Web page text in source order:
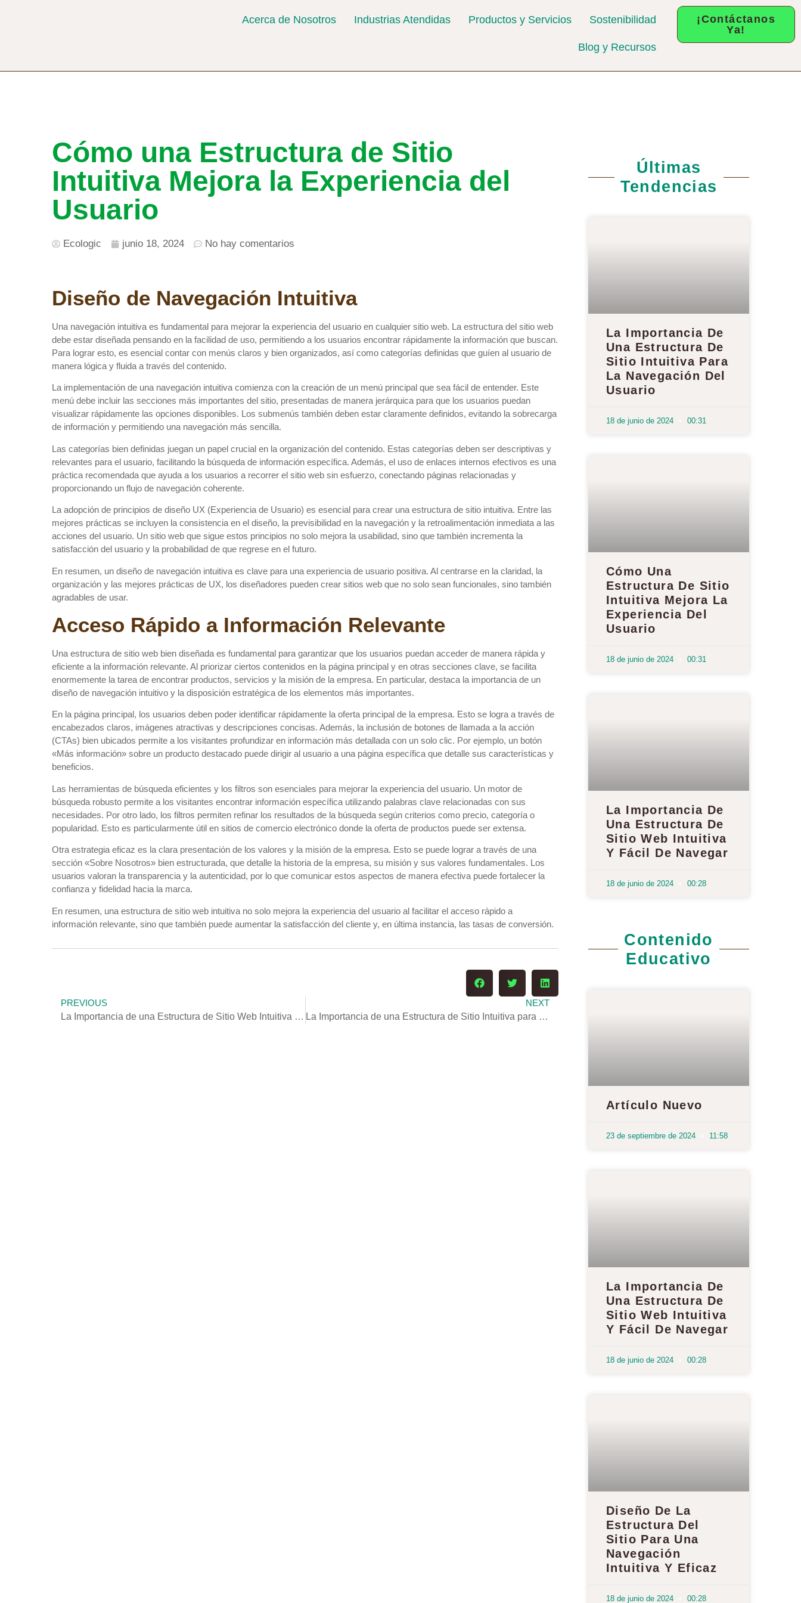
Acerca de Nosotros Industrias Atendidas Productos y Servicios Sostenibilidad
Blog y Recursos
¡Contáctanos
Ya!
Cómo una Estructura de Sitio
Intuitiva Mejora la Experiencia del
Usuario
Ecologic junio 18, 2024 No hay comentarios
Diseño de Navegación Intuitiva
Una navegación intuitiva es fundamental para mejorar la experiencia del usuario en cualquier sitio web. La estructura del sitio web
debe estar diseñada pensando en la facilidad de uso, permitiendo a los usuarios encontrar rápidamente la información que buscan.
Para lograr esto, es esencial contar con menús claros y bien organizados, así como categorías definidas que guíen al usuario de
manera lógica y fluida a través del contenido.
La implementación de una navegación intuitiva comienza con la creación de un menú principal que sea fácil de entender. Este
menú debe incluir las secciones más importantes del sitio, presentadas de manera jerárquica para que los usuarios puedan
visualizar rápidamente las opciones disponibles. Los submenús también deben estar claramente definidos, evitando la sobrecarga
de información y permitiendo una navegación más sencilla.
Las categorías bien definidas juegan un papel crucial en la organización del contenido. Estas categorías deben ser descriptivas y
relevantes para el usuario, facilitando la búsqueda de información específica. Además, el uso de enlaces internos efectivos es una
práctica recomendada que ayuda a los usuarios a recorrer el sitio web sin esfuerzo, conectando páginas relacionadas y
proporcionando un flujo de navegación coherente.
La adopción de principios de diseño UX (Experiencia de Usuario) es esencial para crear una estructura de sitio intuitiva. Entre las
mejores prácticas se incluyen la consistencia en el diseño, la previsibilidad en la navegación y la retroalimentación inmediata a las
acciones del usuario. Un sitio web que sigue estos principios no solo mejora la usabilidad, sino que también incrementa la
satisfacción del usuario y la probabilidad de que regrese en el futuro.
En resumen, un diseño de navegación intuitiva es clave para una experiencia de usuario positiva. Al centrarse en la claridad, la
organización y las mejores prácticas de UX, los diseñadores pueden crear sitios web que no solo sean funcionales, sino también
agradables de usar.
Acceso Rápido a Información Relevante
Una estructura de sitio web bien diseñada es fundamental para garantizar que los usuarios puedan acceder de manera rápida y
eficiente a la información relevante. Al priorizar ciertos contenidos en la página principal y en otras secciones clave, se facilita
enormemente la tarea de encontrar productos, servicios y la misión de la empresa. En particular, destaca la importancia de un
diseño de navegación intuitivo y la disposición estratégica de los elementos más importantes.
En la página principal, los usuarios deben poder identificar rápidamente la oferta principal de la empresa. Esto se logra a través de
encabezados claros, imágenes atractivas y descripciones concisas. Además, la inclusión de botones de llamada a la acción
(CTAs) bien ubicados permite a los visitantes profundizar en información más detallada con un solo clic. Por ejemplo, un botón
«Más información» sobre un producto destacado puede dirigir al usuario a una página específica que detalle sus características y
beneficios.
Las herramientas de búsqueda eficientes y los filtros son esenciales para mejorar la experiencia del usuario. Un motor de
búsqueda robusto permite a los visitantes encontrar información específica utilizando palabras clave relacionadas con sus
necesidades. Por otro lado, los filtros permiten refinar los resultados de la búsqueda según criterios como precio, categoría o
popularidad. Esto es particularmente útil en sitios de comercio electrónico donde la oferta de productos puede ser extensa.
Otra estrategia eficaz es la clara presentación de los valores y la misión de la empresa. Esto se puede lograr a través de una
sección «Sobre Nosotros» bien estructurada, que detalle la historia de la empresa, su misión y sus valores fundamentales. Los
usuarios valoran la transparencia y la autenticidad, por lo que comunicar estos aspectos de manera efectiva puede fortalecer la
confianza y fidelidad hacia la marca.
En resumen, una estructura de sitio web intuitiva no solo mejora la experiencia del usuario al facilitar el acceso rápido a
información relevante, sino que también puede aumentar la satisfacción del cliente y, en última instancia, las tasas de conversión.
PREVIOUS
La Importancia de una Estructura de Sitio Web Intuitiva y Fácil de Navegar
NEXT
La Importancia de una Estructura de Sitio Intuitiva para la Navegación del Usuario
Últimas
Tendencias
La Importancia De
Una Estructura De
Sitio Intuitiva Para
La Navegación Del
Usuario
18 de junio de 2024 00:31
Cómo Una
Estructura De Sitio
Intuitiva Mejora La
Experiencia Del
Usuario
18 de junio de 2024 00:31
La Importancia De
Una Estructura De
Sitio Web Intuitiva
Y Fácil De Navegar
18 de junio de 2024 00:28
Contenido
Educativo
Artículo Nuevo
23 de septiembre de 2024 11:58
La Importancia De
Una Estructura De
Sitio Web Intuitiva
Y Fácil De Navegar
18 de junio de 2024 00:28
Diseño De La
Estructura Del
Sitio Para Una
Navegación
Intuitiva Y Eficaz
18 de junio de 2024 00:28